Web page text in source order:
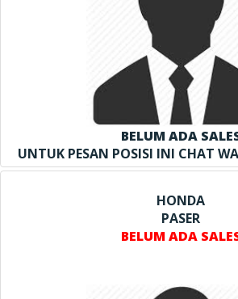
BELUM ADA
UNTUK PESAN POSISI INI CHAT
HONDA
PASER
BELUM ADA